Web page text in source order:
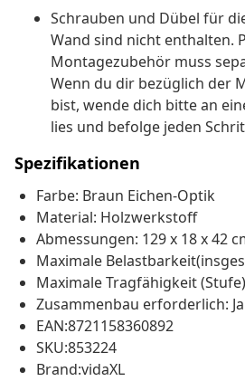
Schrauben und Dübel für
Wand sind nicht enthalten.
Montagezubehör muss
Wenn du dir bezüglich der
bist, wende dich bitte an
lies und befolge jeden
Spezifikationen
Farbe: Braun Eichen-Optik
Material: Holzwerkstoff
Abmessungen: 129 x 18 x 42
Maximale
Maximale Tragfähigkeit
Zusammenbau erforderlich: Ja
EAN:8721158360892
SKU:853224
Brand:vidaXL